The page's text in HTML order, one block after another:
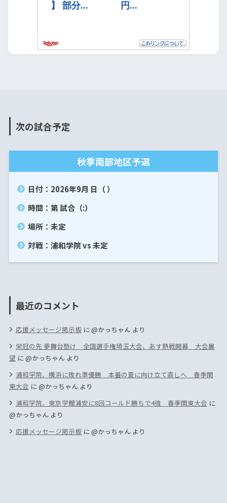
次の試合予定
秋季南部地区予選
日付：2026年9月 日（ ）
時間：第 試合（:）
場所：未定
対戦：浦和学院 vs 未定
最近のコメント
応援メッセージ掲示板に@かっちゃんより
栄冠の先 夢舞台懸け 全国選手権埼玉大会、あす熱戦開幕 大会展
望 に@かっちゃんより
浦和学院、横浜に敗れ準優勝 本番の夏に向け立て直しへ 春季関
東大会 に@かっちゃんより
浦和学院、東京学館浦安に8回コールド勝ちで4強 春季関東大会 に
@かっちゃんより
応援メッセージ掲示板に@かっちゃんより